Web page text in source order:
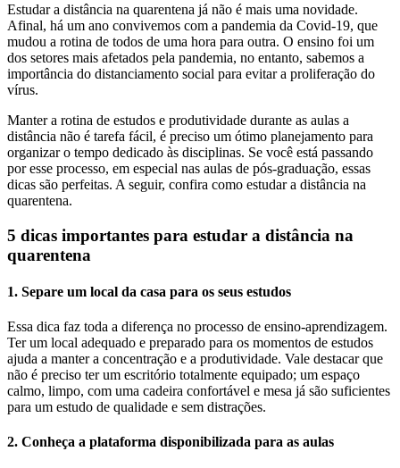
Estudar a distância na quarentena já não é mais uma novidade.
Afinal, há um ano convivemos com a pandemia da Covid-19, que
mudou a rotina de todos de uma hora para outra. O ensino foi um
dos setores mais afetados pela pandemia, no entanto, sabemos a
importância do distanciamento social para evitar a proliferação do
vírus.
Manter a rotina de estudos e produtividade durante as aulas a
distância não é tarefa fácil, é preciso um ótimo planejamento para
organizar o tempo dedicado às disciplinas. Se você está passando
por esse processo, em especial nas aulas de pós-graduação, essas
dicas são perfeitas. A seguir, confira como estudar a distância na
quarentena.
5 dicas importantes para estudar a distância na
quarentena
1. Separe um local da casa para os seus estudos
Essa dica faz toda a diferença no processo de ensino-aprendizagem.
Ter um local adequado e preparado para os momentos de estudos
ajuda a manter a concentração e a produtividade. Vale destacar que
não é preciso ter um escritório totalmente equipado; um espaço
calmo, limpo, com uma cadeira confortável e mesa já são suficientes
para um estudo de qualidade e sem distrações.
2. Conheça a plataforma disponibilizada para as aulas